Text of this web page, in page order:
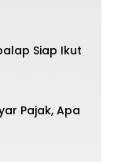
Siap Ikut
Pajak, Apa